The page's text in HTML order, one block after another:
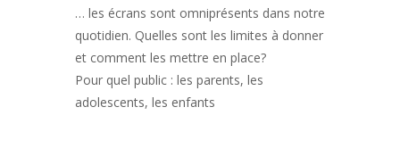
… les écrans sont omniprésents dans notre
quotidien. Quelles sont les limites à donner
et comment les mettre en place?
Pour quel public : les parents, les
adolescents, les enfants